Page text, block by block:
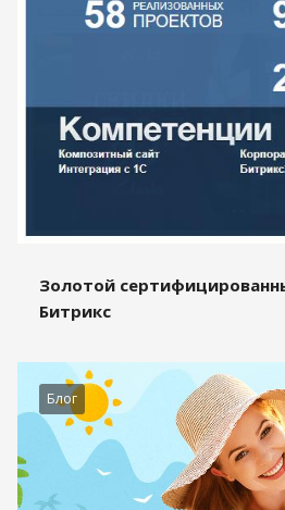
Золотой
Битрикс
Блог